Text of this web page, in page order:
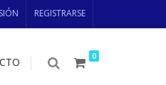
REGISTRARSE
0